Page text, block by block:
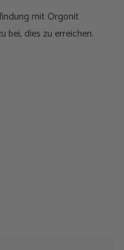
mit Orgonit
bei, dies zu erreichen.